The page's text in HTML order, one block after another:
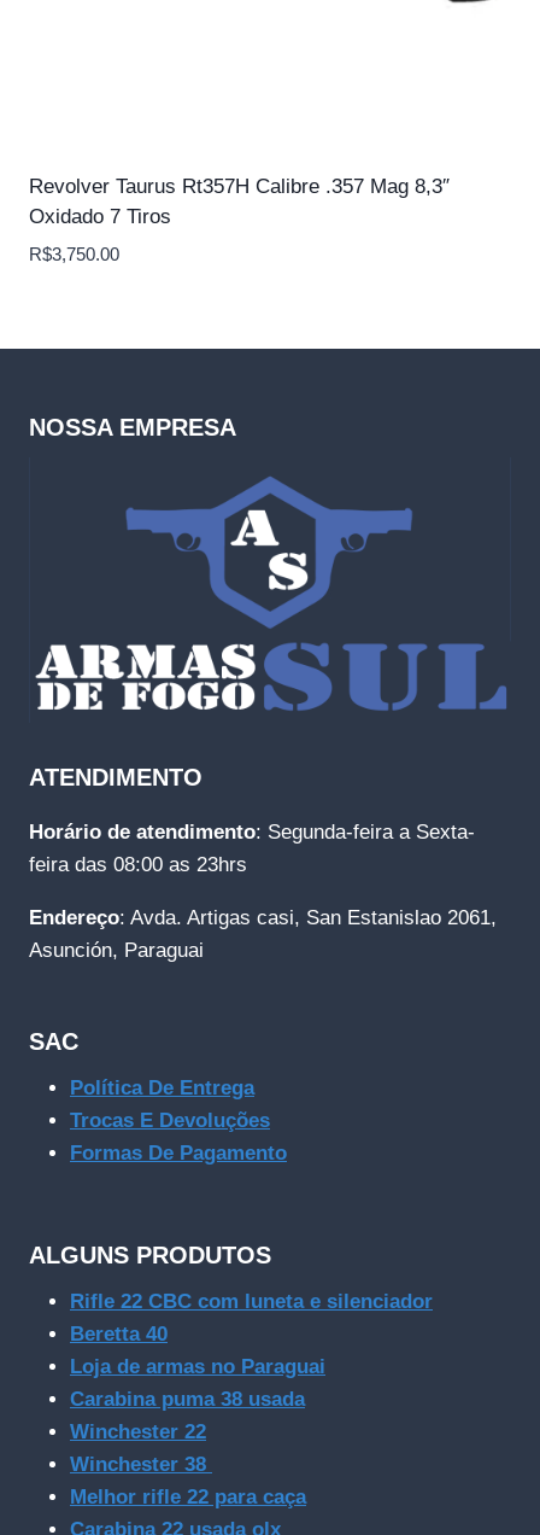
Revolver Taurus Rt357H Calibre .357 Mag 8,3″
Oxidado 7 Tiros
R$3,750.00
NOSSA EMPRESA
ATENDIMENTO
Horário de atendimento: Segunda-feira a Sexta-
feira das 08:00 as 23hrs
Endereço: Avda. Artigas casi, San Estanislao 2061,
Asunción, Paraguai
SAC
Política De Entrega
Trocas E Devoluções
Formas De Pagamento
ALGUNS PRODUTOS
Rifle 22 CBC com luneta e silenciador
Beretta 40
Loja de armas no Paraguai
Carabina puma 38 usada
Winchester 22
Winchester 38
Melhor rifle 22 para caça
Carabina 22 usada olx